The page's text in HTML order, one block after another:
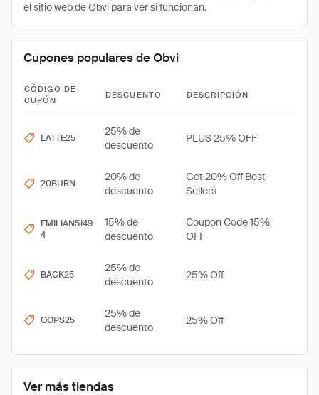
Ver más tiendas
el sitio web de Obvi para ver si funcionan.
Cupones populares de Obvi
CÓDIGO DE
CUPÓN
DESCUENTO DESCRIPCIÓN
LATTE25
25% de
descuento
PLUS 25% OFF
20BURN
20% de
descuento
Get 20% Off Best
Sellers
EMILIAN5149
4
15% de
descuento
Coupon Code 15%
OFF
BACK25
25% de
descuento
25% Off
OOPS25
25% de
descuento
25% Off